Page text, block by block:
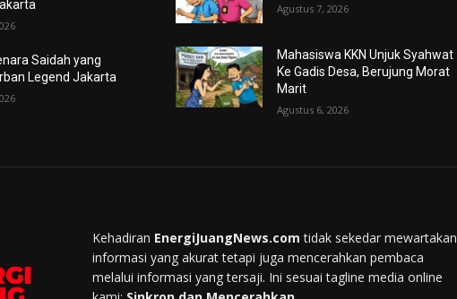
Saidah yang
Legend Jakarta
Agustus 7, 2026
Mahasiswa KKN Unjuk Syahwat
Ke Gadis Desa, Berujung Morat
Marit
Agustus 6, 2026
Kehadiran EnergiJuangNews.com tidak sekedar mewartakan
informasi yang akurat tetapi juga mencerahkan pembaca
melalui informasi yang tersaji. Ini sesuai tagline media online